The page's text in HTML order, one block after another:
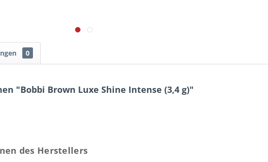
0
"Bobbi Brown Luxe Shine Intense (3,4 g)"
des Herstellers